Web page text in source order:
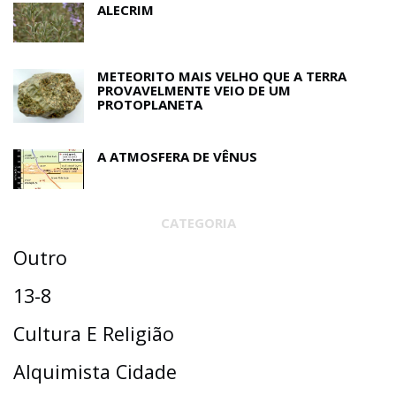
ALECRIM
METEORITO MAIS VELHO QUE A TERRA
PROVAVELMENTE VEIO DE UM
PROTOPLANETA
A ATMOSFERA DE VÊNUS
CATEGORIA
Outro
13-8
Cultura E Religião
Alquimista Cidade